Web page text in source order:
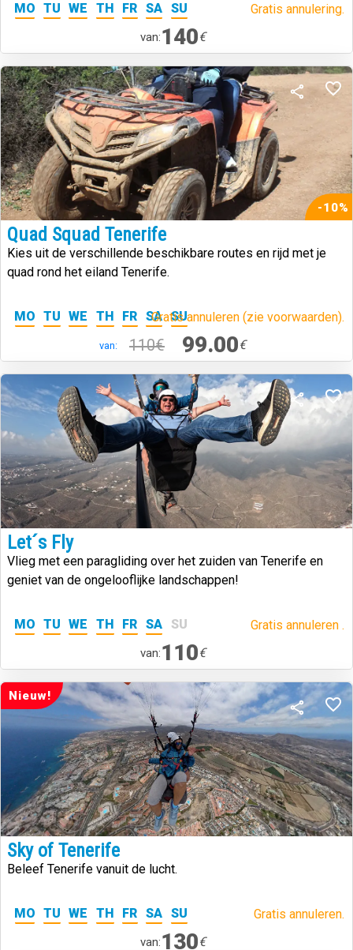
MO TU WE TH FR SA SU Gratis annulering.
van:140€
-10%
Quad Squad Tenerife
Kies uit de verschillende beschikbare routes en rijd met je
quad rond het eiland Tenerife.
MO TU WE TH FR SA SU
Gratis annuleren (zie voorwaarden).
van: 110€ 99.00€
Let´s Fly
Vlieg met een paragliding over het zuiden van Tenerife en
geniet van de ongelooflijke landschappen!
MO TU WE TH FR SA SU Gratis annuleren .
van:110€
Nieuw!
Sky of Tenerife
Beleef Tenerife vanuit de lucht.
MO TU WE TH FR SA SU Gratis annuleren.
van:130€